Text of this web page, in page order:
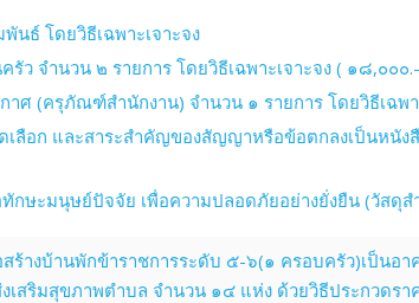
นธ์ โดยวิธีเฉพาะเจาะจง
ว จำนวน ๒ รายการ โดยวิธีเฉพาะเจาะจง ( ๑๘,๐๐๐
าศ (ครุภัณฑ์สำนักงาน) จำนวน ๑ รายการ โดยวิธีเฉพ
ลือก และสาระสำคัญของสัญญาหรือข้อตกลงเป็นหนัง
กษะมนุษย์ปัจจัย เพื่อความปลอดภัยอย่างยั่งยืน (วัสดุส
สร้างบ้านพักข้าราชการระดับ ๕-๖(๑ ครอบครัว)เป็น
สริมสุขภาพตำบล จำนวน ๑๔ แห่ง ด้วยวิธีประกวดรา